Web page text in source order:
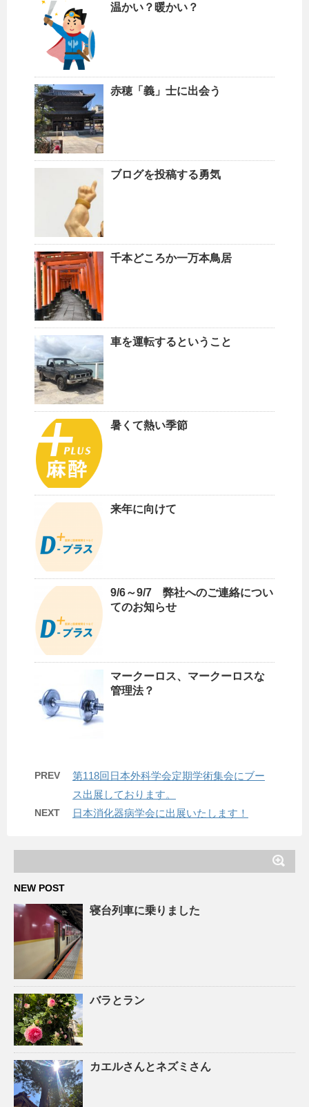
温かい？暖かい？
赤穂「義」士に出会う
ブログを投稿する勇気
千本どころか一万本鳥居
車を運転するということ
暑くて熱い季節
来年に向けて
9/6～9/7 弊社へのご連絡につい
てのお知らせ
マークーロス、マークーロスな
管理法？
PREV
第118回日本外科学会定期学術集会にブー
ス出展しております。
NEXT 日本消化器病学会に出展いたします！
NEW POST
寝台列車に乗りました
バラとラン
カエルさんとネズミさん